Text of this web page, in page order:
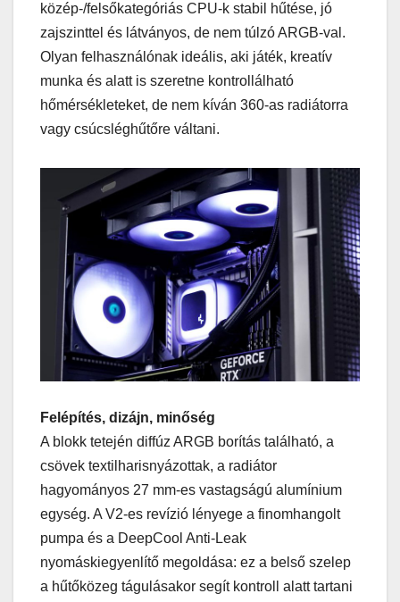
közép-/felsőkategóriás CPU-k stabil hűtése, jó
zajszinttel és látványos, de nem túlzó ARGB-val.
Olyan felhasználónak ideális, aki játék, kreatív
munka és alatt is szeretne kontrollálható
hőmérsékleteket, de nem kíván 360-as radiátorra
vagy csúcsléghűtőre váltani.
Felépítés, dizájn, minőség
A blokk tetején diffúz ARGB borítás található, a
csövek textilharisnyázottak, a radiátor
hagyományos 27 mm-es vastagságú alumínium
egység. A V2-es revízió lényege a finomhangolt
pumpa és a DeepCool Anti-Leak
nyomáskiegyenlítő megoldása: ez a belső szelep
a hűtőközeg tágulásakor segít kontroll alatt tartani